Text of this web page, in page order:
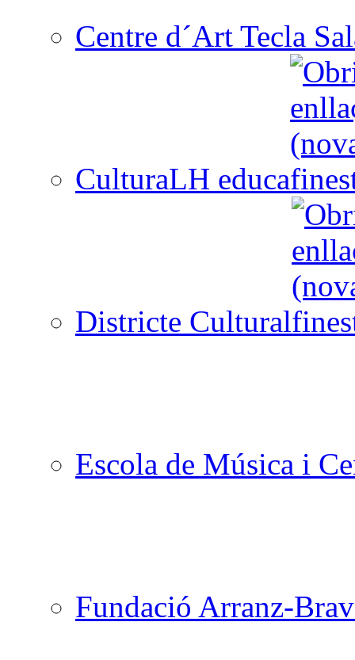
Centre d´Art Tecla
CulturaLH educa
Districte Cultural
Escola de Música i
Fundació Arranz-